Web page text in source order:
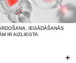
IEGĀDĀŠANĀS
IR AIZLIEGTA